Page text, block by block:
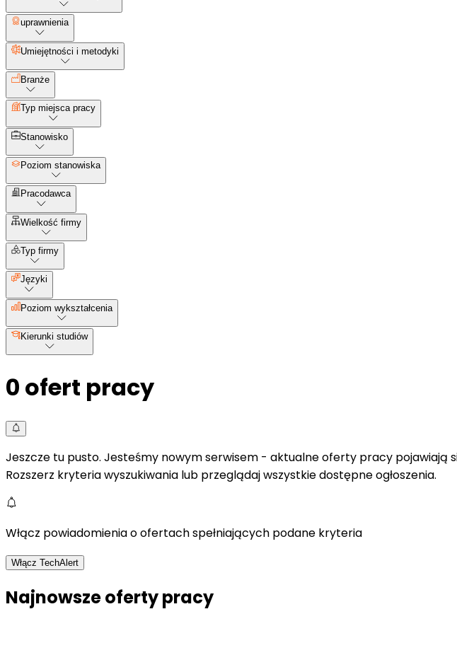
uprawnienia
Umiejętności i metodyki
Branże
Typ miejsca pracy
Stanowisko
Poziom stanowiska
Pracodawca
Wielkość firmy
Typ firmy
Języki
Poziom wykształcenia
Kierunki studiów
0 ofert pracy
Jeszcze tu pusto. Jesteśmy nowym serwisem - aktualne oferty pracy pojawiają
Rozszerz kryteria wyszukiwania lub przeglądaj wszystkie dostępne ogłoszenia.
Włącz powiadomienia o ofertach spełniających podane kryteria
Włącz TechAlert
Najnowsze oferty pracy